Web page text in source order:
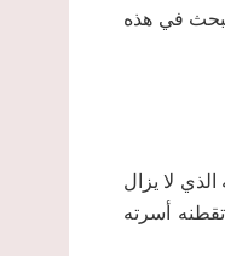
في هذه
( 203106)، ويستهدف منزله الذي لا يزال
أسرته